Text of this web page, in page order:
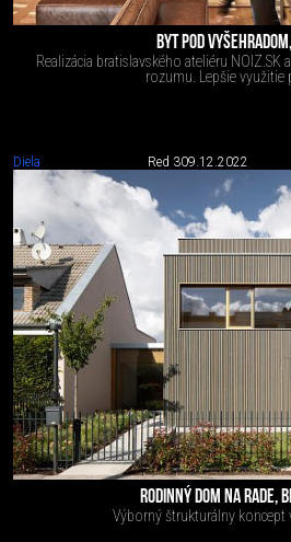
BYT POD
Realizácia bratislavského ateliéru NOIZ.SK
rozumu. Lepšie využitie
Diela Red 309.12.2022
RODINNÝ DOM NA RADE,
Výborný štrukturálny koncept